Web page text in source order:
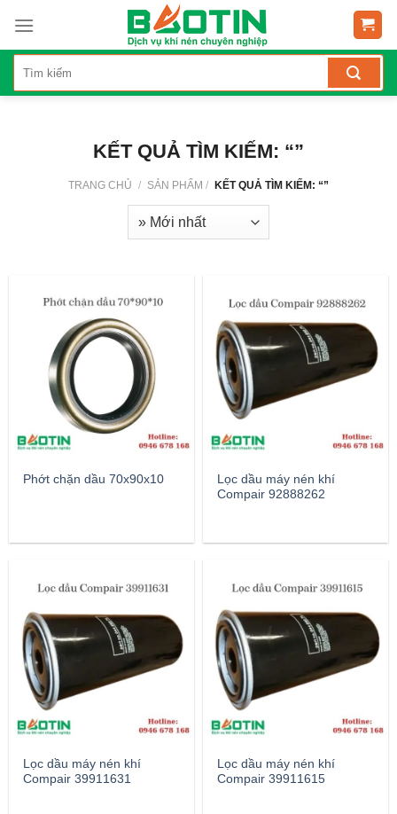
content
KẾT QUẢ TÌM KIẾM: “”
TRANG CHỦ / SẢN PHẨM / KẾT QUẢ TÌM KIẾM: “”
Phớt chặn dầu 70x90x10
Lọc dầu máy nén khí
Compair 92888262
Lọc dầu máy nén khí
Compair 39911631
Lọc dầu máy nén khí
Compair 39911615